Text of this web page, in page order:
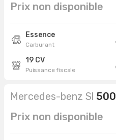
Prix non disponible
Essence
Carburant
19 CV
Puissance fiscale
Mercedes-benz Sl 500
Prix non disponible